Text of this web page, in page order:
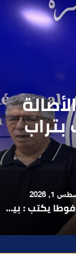
يطيح
6, 2026
رشيد نجاح يدق ناقوس الخطر بشأن تعثر الملفات الاستثمارية بمراكش ويدعو إلى تسريع المساطر الإدارية..